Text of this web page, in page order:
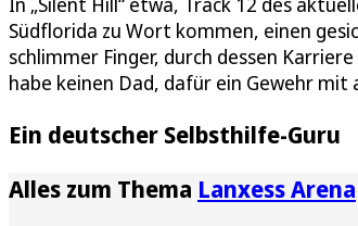
Südflorida zu Wort kommen, einen
schlimmer Finger, durch dessen
habe keinen Dad, dafür ein Gewehr
Ein deutscher Selbsthilfe-Guru
Alles zum Thema Lanxess Arena